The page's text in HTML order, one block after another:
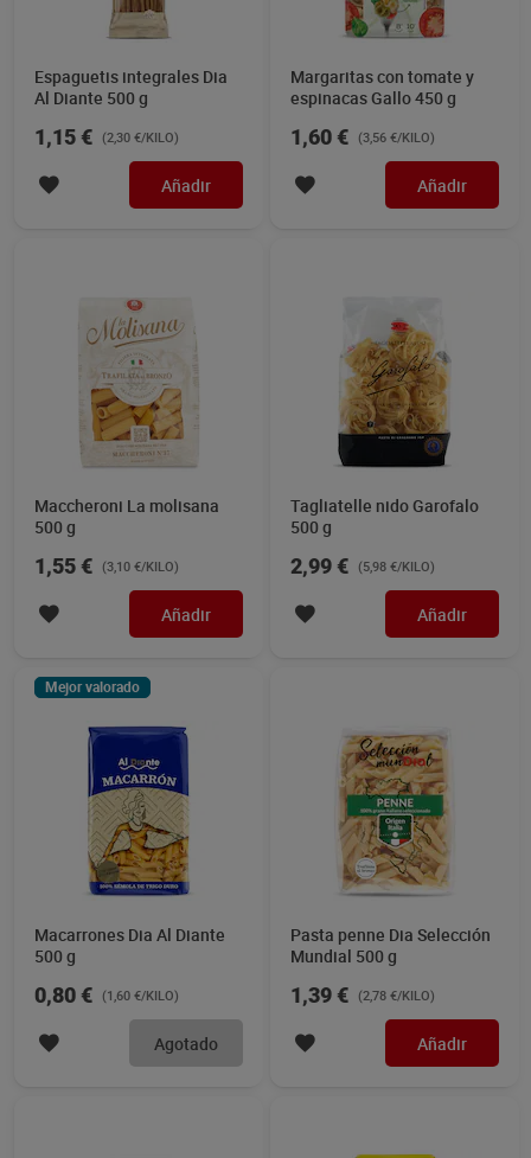
Espaguetis integrales Dia
Al Diante 500 g
1,15 € (2,30 €/KILO)
Añadir
Margaritas con tomate y
espinacas Gallo 450 g
1,60 € (3,56 €/KILO)
Añadir
Maccheroni La molisana
500 g
1,55 € (3,10 €/KILO)
Añadir
Tagliatelle nido Garofalo
500 g
2,99 € (5,98 €/KILO)
Añadir
Mejor valorado
Macarrones Dia Al Diante
500 g
0,80 € (1,60 €/KILO)
Agotado
Pasta penne Dia Selección
Mundial 500 g
1,39 € (2,78 €/KILO)
Añadir